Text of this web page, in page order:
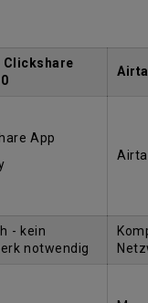
Clickshare
App
- kein
notwendig